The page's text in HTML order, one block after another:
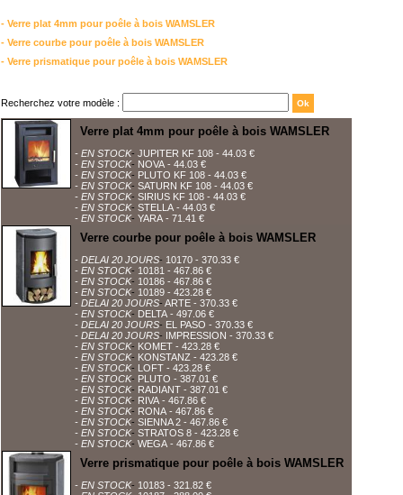
- Verre plat 4mm pour poêle à bois WAMSLER
- Verre courbe pour poêle à bois WAMSLER
- Verre prismatique pour poêle à bois WAMSLER
Recherchez votre modèle :
Verre plat 4mm pour poêle à bois WAMSLER
- JUPITER KF 108
- EN STOCK
- 44.03 €
- NOVA
- EN STOCK
- 44.03 €
- PLUTO KF 108
- EN STOCK
- 44.03 €
- SATURN KF 108
- EN STOCK
- 44.03 €
- SIRIUS KF 108
- EN STOCK
- 44.03 €
- STELLA
- EN STOCK
- 44.03 €
- YARA
- EN STOCK - 71.41 €
Verre courbe pour poêle à bois WAMSLER
- 10170
- DELAI 20 JOURS
- 370.33 €
- 10181
- EN STOCK
- 467.86 €
- 10186
- EN STOCK
- 467.86 €
- 10189
- EN STOCK
- 423.28 €
- ARTE
- DELAI 20 JOURS
- 370.33 €
- DELTA
- EN STOCK
- 497.06 €
- EL PASO
- DELAI 20 JOURS
- 370.33 €
- IMPRESSION
- DELAI 20 JOURS
- 370.33 €
- KOMET
- EN STOCK
- 423.28 €
- KONSTANZ
- EN STOCK
- 423.28 €
- LOFT
- EN STOCK
- 423.28 €
- PLUTO
- EN STOCK
- 387.01 €
- RADIANT
- EN STOCK
- 387.01 €
- RIVA
- EN STOCK
- 467.86 €
- RONA
- EN STOCK
- 467.86 €
- SIENNA 2
- EN STOCK
- 467.86 €
- STRATOS 8
- EN STOCK
- 423.28 €
- WEGA
- EN STOCK - 467.86 €
Verre prismatique pour poêle à bois WAMSLER
- 10183
- EN STOCK
- 321.82 €